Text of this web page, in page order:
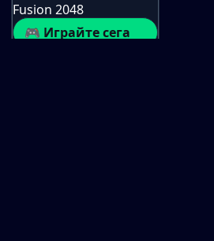
Fusion 2048
🎮 Играйте сега